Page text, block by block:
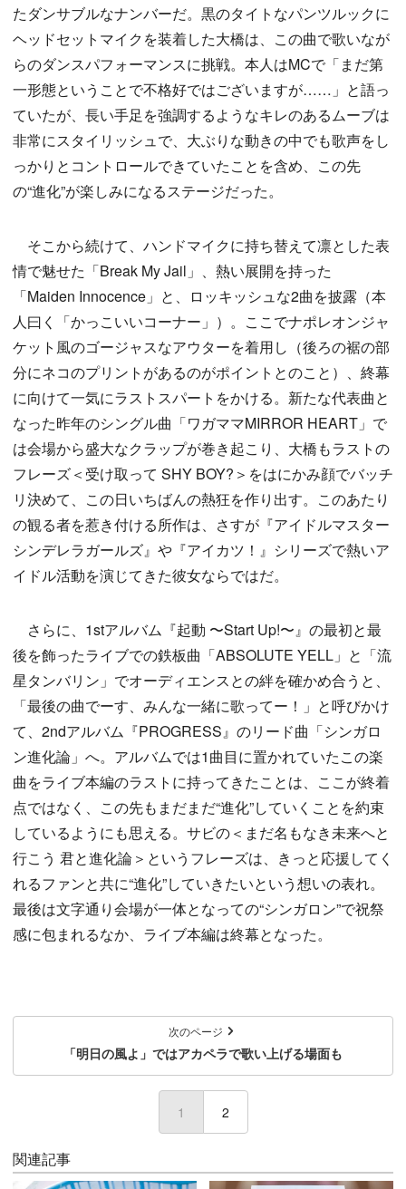
たダンサブルなナンバーだ。黒のタイトなパンツルックに
ヘッドセットマイクを装着した大橋は、この曲で歌いなが
らのダンスパフォーマンスに挑戦。本人はMCで「まだ第
一形態ということで不格好ではございますが……」と語っ
ていたが、長い手足を強調するようなキレのあるムーブは
非常にスタイリッシュで、大ぶりな動きの中でも歌声をし
っかりとコントロールできていたことを含め、この先
の“進化”が楽しみになるステージだった。
そこから続けて、ハンドマイクに持ち替えて凛とした表
情で魅せた「Break My Jail」、熱い展開を持った
「Maiden Innocence」と、ロッキッシュな2曲を披露（本
人曰く「かっこいいコーナー」）。ここでナポレオンジャ
ケット風のゴージャスなアウターを着用し（後ろの裾の部
分にネコのプリントがあるのがポイントとのこと）、終幕
に向けて一気にラストスパートをかける。新たな代表曲と
なった昨年のシングル曲「ワガママMIRROR HEART」で
は会場から盛大なクラップが巻き起こり、大橋もラストの
フレーズ＜受け取って SHY BOY?＞をはにかみ顔でバッチ
リ決めて、この日いちばんの熱狂を作り出す。このあたり
の観る者を惹き付ける所作は、さすが『アイドルマスター
シンデレラガールズ』や『アイカツ！』シリーズで熱いア
イドル活動を演じてきた彼女ならではだ。
さらに、1stアルバム『起動 〜Start Up!〜』の最初と最
後を飾ったライブでの鉄板曲「ABSOLUTE YELL」と「流
星タンバリン」でオーディエンスとの絆を確かめ合うと、
「最後の曲でーす、みんな一緒に歌ってー！」と呼びかけ
て、2ndアルバム『PROGRESS』のリード曲「シンガロ
ン進化論」へ。アルバムでは1曲目に置かれていたこの楽
曲をライブ本編のラストに持ってきたことは、ここが終着
点ではなく、この先もまだまだ“進化”していくことを約束
しているようにも思える。サビの＜まだ名もなき未来へと
行こう 君と進化論＞というフレーズは、きっと応援してく
れるファンと共に“進化”していきたいという想いの表れ。
最後は文字通り会場が一体となっての“シンガロン”で祝祭
感に包まれるなか、ライブ本編は終幕となった。
次のページ
「明日の風よ」ではアカペラで歌い上げる場面も
1 (current)
2
関連記事